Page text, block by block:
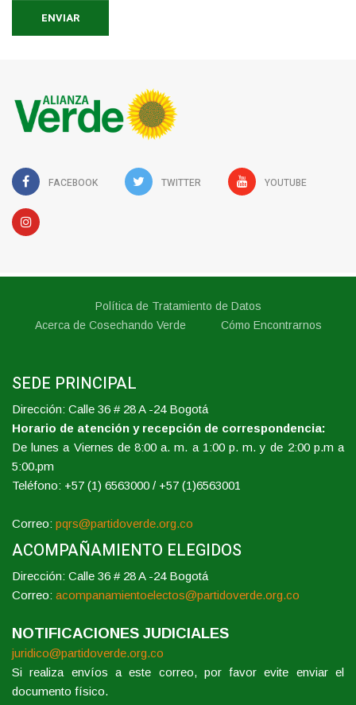
ENVIAR
FACEBOOK TWITTER YOUTUBE
Política de Tratamiento de Datos
Acerca de Cosechando Verde
Cómo Encontrarnos
SEDE PRINCIPAL
Dirección: Calle 36 # 28 A -24 Bogotá
Horario de atención y recepción de correspondencia:
De lunes a Viernes de 8:00 a. m. a 1:00 p. m. y de 2:00 p.m a
5:00.pm
Teléfono: +57 (1) 6563000 / +57 (1)6563001
Correo: pqrs@partidoverde.org.co
ACOMPAÑAMIENTO ELEGIDOS
Dirección: Calle 36 # 28 A -24 Bogotá
Correo: acompanamientoelectos@partidoverde.org.co
NOTIFICACIONES JUDICIALES
juridico@partidoverde.org.co
Si realiza envíos a este correo, por favor evite enviar el
documento físico.